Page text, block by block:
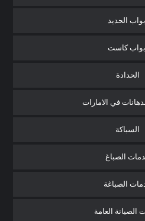
ابواب الحديد
ابواب كاست
الحدادة
في الامارات
السباكة
الصباغ
الصباغة
الصيانة العامة